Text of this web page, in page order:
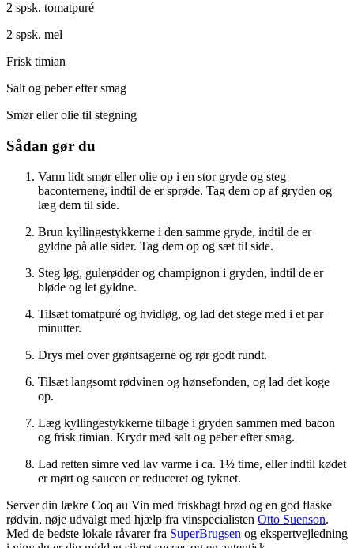
2 spsk. tomatpuré
2 spsk. mel
Frisk timian
Salt og peber efter smag
Smør eller olie til stegning
Sådan gør du
Varm lidt smør eller olie op i en stor gryde og steg
baconternene, indtil de er sprøde. Tag dem op af gryden og
læg dem til side.
Brun kyllingestykkerne i den samme gryde, indtil de er
gyldne på alle sider. Tag dem op og sæt til side.
Steg løg, gulerødder og champignon i gryden, indtil de er
bløde og let gyldne.
Tilsæt tomatpuré og hvidløg, og lad det stege med i et par
minutter.
Drys mel over grøntsagerne og rør godt rundt.
Tilsæt langsomt rødvinen og hønsefonden, og lad det koge
op.
Læg kyllingestykkerne tilbage i gryden sammen med bacon
og frisk timian. Krydr med salt og peber efter smag.
Lad retten simre ved lav varme i ca. 1½ time, eller indtil kødet
er mørt og saucen er reduceret og tyknet.
Server din lækre Coq au Vin med friskbagt brød og en god flaske
rødvin, nøje udvalgt med hjælp fra vinspecialisten Otto Suenson.
Med de bedste lokale råvarer fra SuperBrugsen og ekspertvejledning